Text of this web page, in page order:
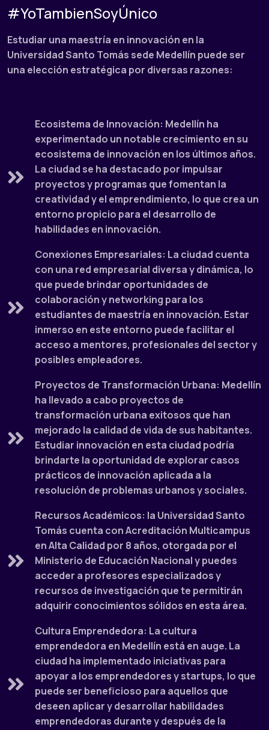
#YoTambienSoyÚnico
Estudiar una maestría en innovación en la
Universidad Santo Tomás sede Medellín puede ser
una elección estratégica por diversas razones:
Ecosistema de Innovación: Medellín ha
experimentado un notable crecimiento en su
ecosistema de innovación en los últimos años.
La ciudad se ha destacado por impulsar
proyectos y programas que fomentan la
creatividad y el emprendimiento, lo que crea un
entorno propicio para el desarrollo de
habilidades en innovación.
Conexiones Empresariales: La ciudad cuenta
con una red empresarial diversa y dinámica, lo
que puede brindar oportunidades de
colaboración y networking para los
estudiantes de maestría en innovación. Estar
inmerso en este entorno puede facilitar el
acceso a mentores, profesionales del sector y
posibles empleadores.
Proyectos de Transformación Urbana: Medellín
ha llevado a cabo proyectos de
transformación urbana exitosos que han
mejorado la calidad de vida de sus habitantes.
Estudiar innovación en esta ciudad podría
brindarte la oportunidad de explorar casos
prácticos de innovación aplicada a la
resolución de problemas urbanos y sociales.
Recursos Académicos: la Universidad Santo
Tomás cuenta con Acreditación Multicampus
en Alta Calidad por 8 años, otorgada por el
Ministerio de Educación Nacional y puedes
acceder a profesores especializados y
recursos de investigación que te permitirán
adquirir conocimientos sólidos en esta área.
Cultura Emprendedora: La cultura
emprendedora en Medellín está en auge. La
ciudad ha implementado iniciativas para
apoyar a los emprendedores y startups, lo que
puede ser beneficioso para aquellos que
deseen aplicar y desarrollar habilidades
emprendedoras durante y después de la